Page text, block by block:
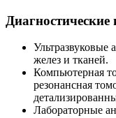
Ультразвуковые
желез и тканей.
Компьютерная
резонансная
Лабораторные